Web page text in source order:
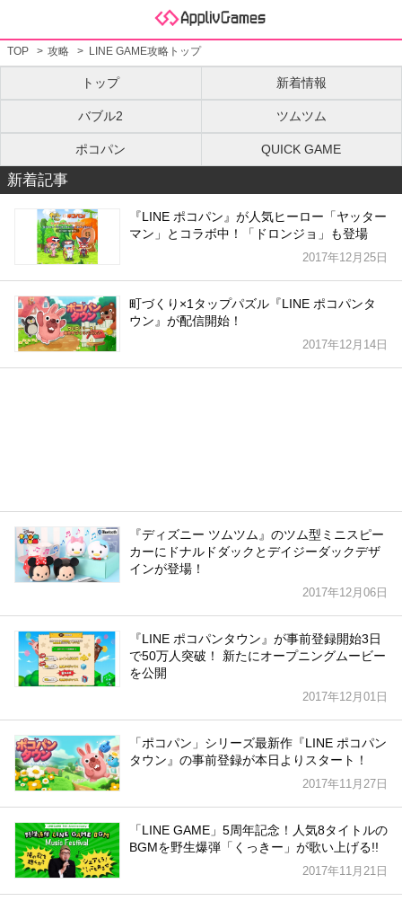
TOP 攻略 LINE GAME攻略トップ
トップ 新着情報
バブル2 ツムツム
ポコパン QUICK GAME
新着記事
『LINE ポコパン』が人気ヒーロー「ヤッター
マン」とコラボ中！「ドロンジョ」も登場
2017年12月25日
町づくり×1タップパズル『LINE ポコパンタ
ウン』が配信開始！
2017年12月14日
『ディズニー ツムツム』のツム型ミニスピー
カーにドナルドダックとデイジーダックデザ
インが登場！
2017年12月06日
『LINE ポコパンタウン』が事前登録開始3日
で50万人突破！ 新たにオープニングムービー
を公開
2017年12月01日
「ポコパン」シリーズ最新作『LINE ポコパン
タウン』の事前登録が本日よりスタート！
2017年11月27日
「LINE GAME」5周年記念！人気8タイトルの
BGMを野生爆弾「くっきー」が歌い上げる!!
2017年11月21日